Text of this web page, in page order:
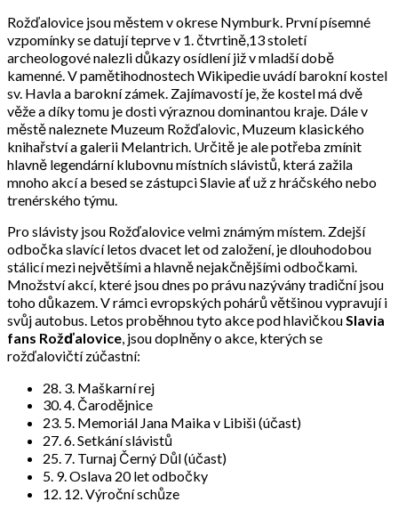
Rožďalovice jsou městem v okrese Nymburk. První písemné
vzpomínky se datují teprve v 1. čtvrtině,13 století
archeologové nalezli důkazy osídlení již v mladší době
kamenné. V pamětihodnostech Wikipedie uvádí barokní kostel
sv. Havla a barokní zámek. Zajímavostí je, že kostel má dvě
věže a díky tomu je dosti výraznou dominantou kraje. Dále v
městě naleznete Muzeum Rožďalovic, Muzeum klasického
knihařství a galerii Melantrich. Určitě je ale potřeba zmínit
hlavně legendární klubovnu místních slávistů, která zažila
mnoho akcí a besed se zástupci Slavie ať už z hráčského nebo
trenérského týmu.
Pro slávisty jsou Rožďalovice velmi známým místem. Zdejší
odbočka slavící letos dvacet let od založení, je dlouhodobou
stálicí mezi největšími a hlavně nejakčnějšími odbočkami.
Množství akcí, které jsou dnes po právu nazývány tradiční jsou
toho důkazem. V rámci evropských pohárů většinou vypravují i
svůj autobus. Letos proběhnou tyto akce pod hlavičkou Slavia
fans Rožďalovice , jsou doplněny o akce, kterých se
rožďalovičtí zúčastní:
28. 3. Maškarní rej
30. 4. Čarodějnice
23. 5. Memoriál Jana Maika v Libiši (účast)
27. 6. Setkání slávistů
25. 7. Turnaj Černý Důl (účast)
5. 9. Oslava 20 let odbočky
12. 12. Výroční schůze